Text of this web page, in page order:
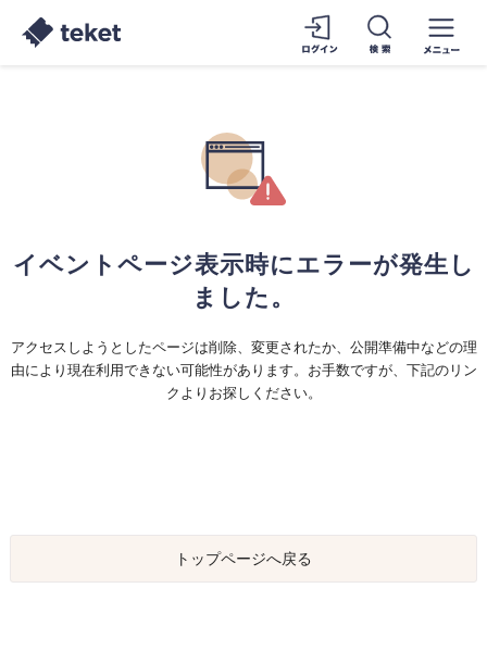
イベントページ表示時にエラーが発生し
ました。
アクセスしようとしたページは削除、変更されたか、公開準備中などの理
由により現在利用できない可能性があります。お手数ですが、下記のリン
クよりお探しください。
トップページへ戻る